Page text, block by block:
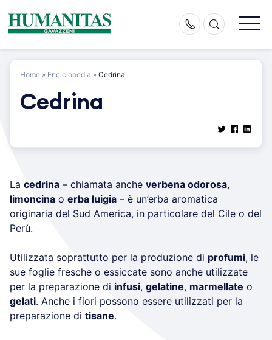
content
Home » Enciclopedia » Cedrina
Cedrina
La cedrina – chiamata anche verbena odorosa,
limoncina o erba luigia – è un’erba aromatica
originaria del Sud America, in particolare del Cile o del
Perù.
Utilizzata soprattutto per la produzione di profumi, le
sue foglie fresche o essiccate sono anche utilizzate
per la preparazione di infusi, gelatine, marmellate o
gelati. Anche i fiori possono essere utilizzati per la
preparazione di tisane.